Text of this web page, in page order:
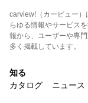
carview!（カービュー
らゆる情報やサービス
報から、ユーザーや専
多く掲載しています。
知る
カタログ
ニュース